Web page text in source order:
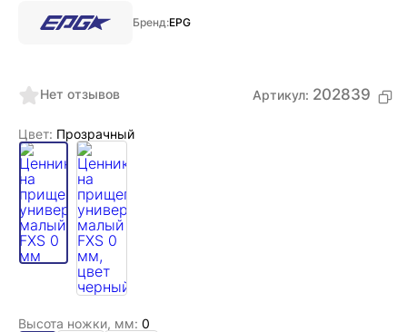
Нет отзывов Артикул: 202839
Цвет: Прозрачный
Высота ножки, мм: 0
Бренд:EPG